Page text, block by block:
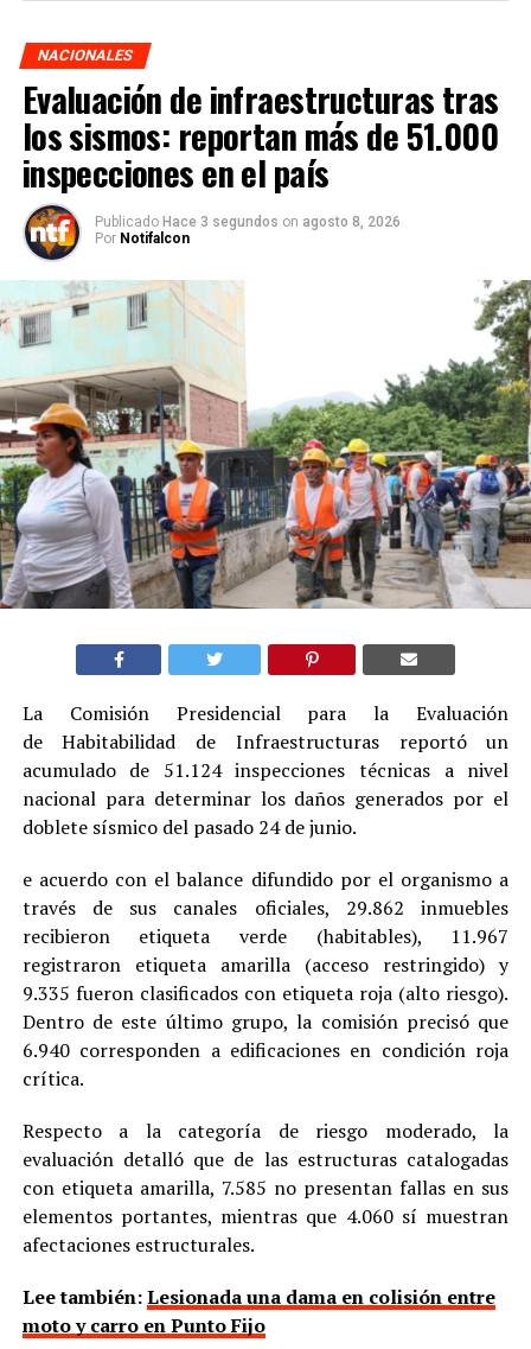
NACIONALES
Evaluación de infraestructuras tras
los sismos: reportan más de 51.000
inspecciones en el país
Publicado Hace 3 segundos on agosto 8, 2026
Por Notifalcon
La Comisión Presidencial para la Evaluación
de Habitabilidad de Infraestructuras reportó un
acumulado de 51.124 inspecciones técnicas a nivel
nacional para determinar los daños generados por el
doblete sísmico del pasado 24 de junio.
e acuerdo con el balance difundido por el organismo a
través de sus canales oficiales, 29.862 inmuebles
recibieron etiqueta verde (habitables), 11.967
registraron etiqueta amarilla (acceso restringido) y
9.335 fueron clasificados con etiqueta roja (alto riesgo).
Dentro de este último grupo, la comisión precisó que
6.940 corresponden a edificaciones en condición roja
crítica.
Respecto a la categoría de riesgo moderado, la
evaluación detalló que de las estructuras catalogadas
con etiqueta amarilla, 7.585 no presentan fallas en sus
elementos portantes, mientras que 4.060 sí muestran
afectaciones estructurales.
Lee también:Lesionada una dama en colisión entre
moto y carro en Punto Fijo